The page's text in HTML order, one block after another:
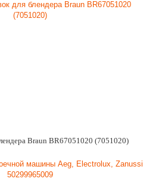
Braun BR67051020 (7051020)